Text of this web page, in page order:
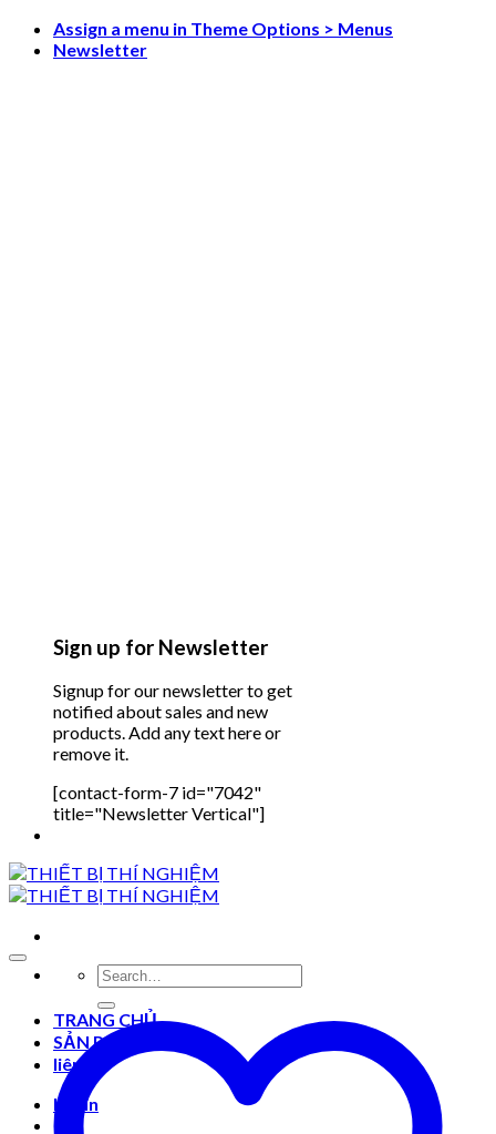
Skip
Assign a menu in Theme Options > Menus
Newsletter
Sign up for Newsletter
Signup for our newsletter to get
notified about sales and new
products. Add any text here or
remove it.
[contact-form-7 id="7042"
title="Newsletter Vertical"]
Search
for:
TRANG CHỦ
SẢN PHẨM
liên hệ
Login